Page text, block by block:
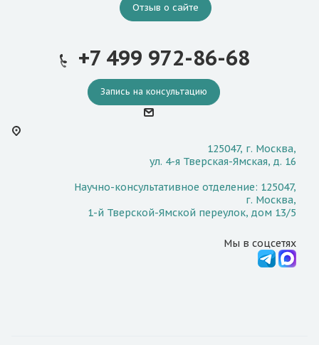
Отзыв о сайте
+7 499 972-86-68
Запись на консультацию
125047, г. Москва,
ул. 4-я Тверская-Ямская, д. 16
Научно-консультативное отделение: 125047,
г. Москва,
1-й Тверской-Ямской переулок, дом 13/5
Мы в соцсетях